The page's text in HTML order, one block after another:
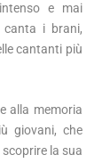
e mai
canta i brani,
cantanti più
alla memoria
giovani, che
la sua